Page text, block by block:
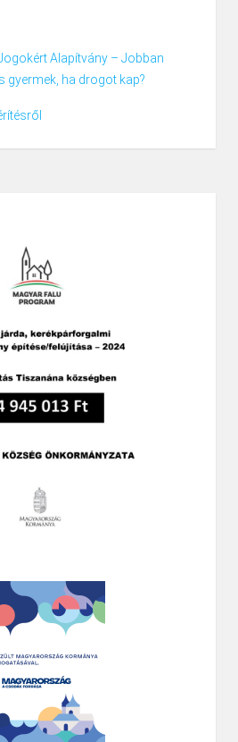
Alapítvány – Jobban
gyermek, ha drogot kap?